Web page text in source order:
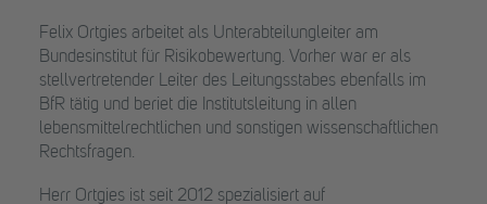
Felix Ortgies arbeitet als Unterabteilungleiter am
Bundesinstitut für Risikobewertung. Vorher war er als
stellvertretender Leiter des Leitungsstabes ebenfalls im
BfR tätig und beriet die Institutsleitung in allen
lebensmittelrechtlichen und sonstigen wissenschaftlichen
Rechtsfragen.
Herr Ortgies ist seit 2012 spezialisiert auf